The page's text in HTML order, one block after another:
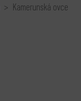
Kamerunská ovce